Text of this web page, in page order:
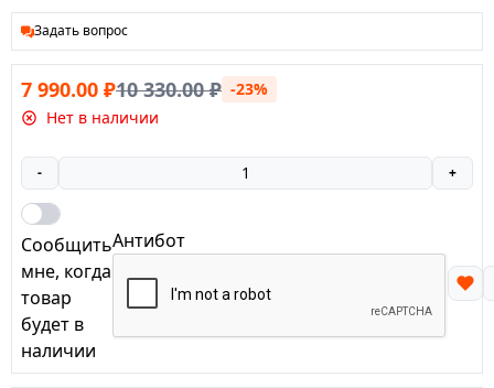
Задать вопрос
7 990.00 ₽10 330.00₽ -23%
Нет в наличии
- +
Сообщить
мне, когда
товар
будет в
наличии
Антибот